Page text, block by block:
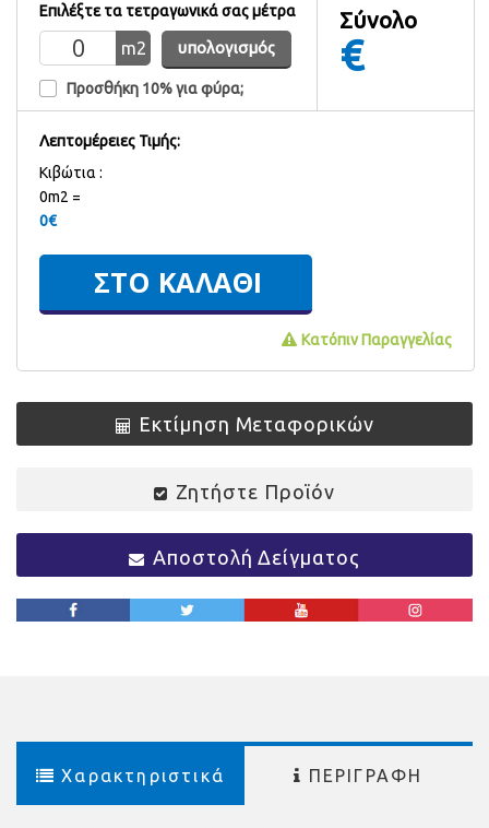
Επιλέξτε τα τετραγωνικά σας μέτρα
m2 υπολογισμός
Προσθήκη 10% για φύρα;
Σύνολο
€
Λεπτομέρειες Τιμής:
Kιβώτια :
0m2 =
0€
Κατόπιν Παραγγελίας
Εκτίμηση Μεταφορικών
Ζητήστε Προϊόν
Αποστολή Δείγματος
Χαρακτηριστικά ΠΕΡΙΓΡΑΦΗ